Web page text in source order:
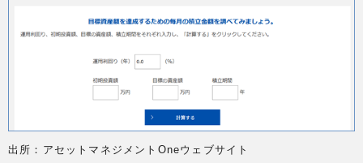
出所：アセットマネジメントOneウェブサイト